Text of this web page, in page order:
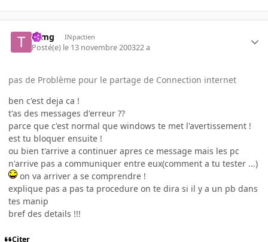
tomg INpactien
Posté(e) le 13 novembre 200322 a
pas de Problème pour le partage de Connection internet
ben c'est deja ca !
t'as des messages d'erreur ??
parce que c'est normal que windows te met l'avertissement !
est tu bloquer ensuite !
ou bien t'arrive a continuer apres ce message mais les pc
n'arrive pas a communiquer entre eux(comment a tu tester ...)
on va arriver a se comprendre !
explique pas a pas ta procedure on te dira si il y a un pb dans
tes manip
bref des details !!!
Citer